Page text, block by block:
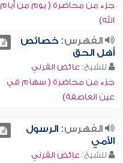
جزء من محاضرة ( يوم من أيام
الله)
الفهرس:خصائص
أهل الحق
للشيخ: عائض القرني
جزء من محاضرة ( سهام في
عين العاصفة)
الفهرس:الرسول
الأمي
للشيخ: عائض القرني